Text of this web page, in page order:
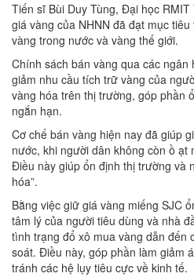
Tiến sĩ Bùi Duy Tùng, Đại học
giá vàng của NHNN đã đạt mục
vàng trong nước và vàng thế giới.
Chính sách bán vàng qua các
giảm nhu cầu tích trữ vàng của
vàng hóa trên thị trường, góp phần
ngắn hạn.
Cơ chế bán vàng hiện nay đã giúp
nước, khi người dân không còn ồ ạt
Điều này giúp ổn định thị trường và
hóa”.
Bằng việc giữ giá vàng miếng SJC
tâm lý của người tiêu dùng và nhà
tình trạng đổ xô mua vàng dẫn đến
soát. Điều này, góp phần làm giảm
tránh các hệ lụy tiêu cực về kinh tế.